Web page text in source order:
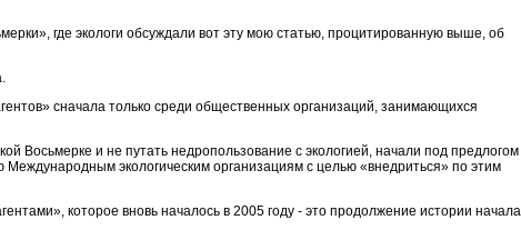
где экологи обсуждали вот эту мою статью, процитированную выше, об
сначала только среди общественных организаций, занимающихся
Восьмерке и не путать недропользование с экологией, начали под предлогом
экологическим организациям с целью «внедриться» по этим
которое вновь началось в 2005 году - это продолжение истории начала